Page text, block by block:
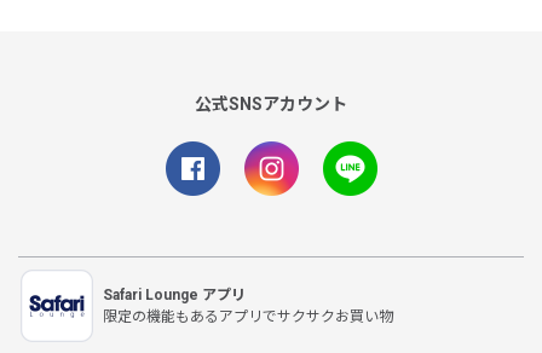
公式SNSアカウント
Safari Lounge アプリ
限定の機能もあるアプリでサクサクお買い物